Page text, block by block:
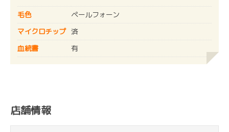
毛色
ペールフォーン
マイクロチップ 済
血統書
有
店舗情報